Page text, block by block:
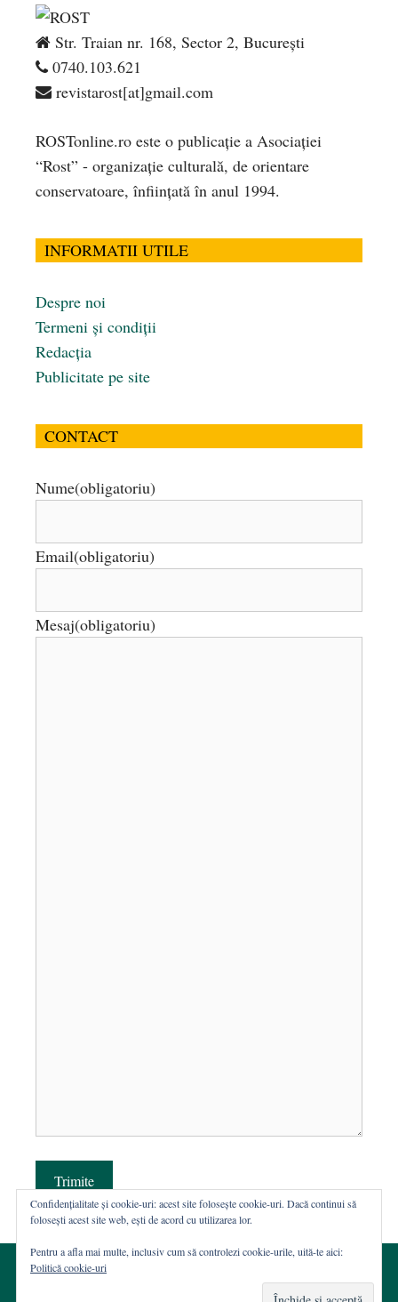
Str. Traian nr. 168, Sector 2, București
0740.103.621
revistarost[at]gmail.com
ROSTonline.ro este o publicaţie a Asociaţiei
“Rost” - organizaţie culturală, de orientare
conservatoare, înfiinţată în anul 1994.
INFORMATII UTILE
Despre noi
Termeni și condiții
Redacția
Publicitate pe site
CONTACT
Nume(obligatoriu)
Email(obligatoriu)
Mesaj(obligatoriu)
Trimite
Confidențialitate și cookie-uri: acest site folosește cookie-uri. Dacă continui să
folosești acest site web, ești de acord cu utilizarea lor.
Pentru a afla mai multe, inclusiv cum să controlezi cookie-urile, uită-te aici:
Politică cookie-uri